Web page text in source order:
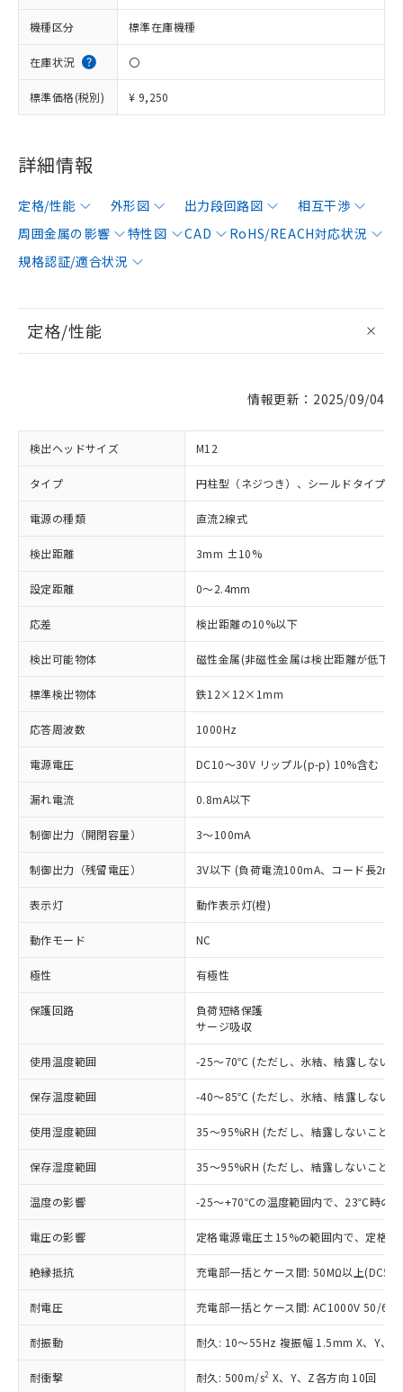
機種区分 標準在庫機種
在庫状況 〇
標準価格(税別) ¥ 9,250
詳細情報
定格/性能 外形図 出力段回路図
相互干渉
周囲金属の影響
特性図 CAD
RoHS/REACH対応状況
規格認証/適合状況
定格/性能
情報更新：2025/09/04
検出ヘッドサイズ M12
タイプ 円柱型（ネジつき）、シールドタイプ
電源の種類 直流2線式
検出距離 3mm ±10%
設定距離 0～2.4mm
応差 検出距離の10%以下
検出可能物体 磁性金属(非磁性金属は検出距離が低下
標準検出物体 鉄12×12×1mm
応答周波数 1000Hz
電源電圧 DC10～30V リップル(p-p) 10%含む
漏れ電流 0.8mA以下
制御出力（開閉容量） 3～100mA
制御出力（残留電圧） 3V以下 (負荷電流100mA、コード長2m
表示灯 動作表示灯(橙)
動作モード NC
極性 有極性
保護回路
負荷短絡保護
サージ吸収
使用温度範囲 -25～70℃ (ただし、氷結、結露しない
保存温度範囲 -40～85℃ (ただし、氷結、結露しない
使用湿度範囲 35～95%RH (ただし、結露しないこと)
保存湿度範囲 35～95%RH (ただし、結露しないこと)
温度の影響 -25～+70℃の温度範囲内で、23℃時の
電圧の影響 定格電源電圧±15%の範囲内で、定格
絶縁抵抗 充電部一括とケース間: 50MΩ以上
耐電圧 充電部一括とケース間: AC1000V 50/
耐振動 耐久: 10～55Hz 複振幅 1.5mm X、Y、Z
耐衝撃 耐久: 500m/s2 X、Y、Z各方向 10回
ご利用条件
以下の条件をお読みいただき、同意のうえ
ご利用ください。
本サービスは、当社制御機器事業取扱
商品の当社在庫状況および標準価格
(税抜)を提供させていただくもので
当社制御機器事業取扱商品の中には、
本サービスの対象外となる商品もある
ことをご了承ください。
在庫状況および標準価格照会結果は、
記載している更新日時点での社内デー
タに基づき作成されるものであり、閲
対応済み：EU RoHS指令（10物質）の
非含有に対応した製品が提供可能な商品で
す。
対応予定：EU RoHS指令（10物質）の非含
有に対応した製品に切り替える予定のある
対応予定なし：EU RoHS指令（10物質）の
非含有に非対応の商品で、対応品を出す予
調査・確認中：EU RoHS指令（10物質）の
非含有の対応状況を調査中または確認中の
商品です。
非該当品：ライセンス料など無形物で、有
害物質有無と関係のない商品です。
仕入先様の事情により、非含有部品として
いたものが、含有品と判明した場合などや
むを得ず変更することがあります。
鉛(Pb) 1000ppm以下、 水銀(Hg) 1000ppm以下、 カド
※1 中国RoHS○×表
「○」：最大均質材料含有率が中国RoHSの
基準値以下であることを示します。
「×」：最大均質材料含有率が中国RoHSの
基準値を超えていることを示します。
「－」：未確認です。当社販売部門へお問
*中国RoHS10物質の基準値 (GB/T26572)：
当社は、これら貴社製品のうち、外国
為替および外国貿易法に定める商品
（以下｢規制貨物等」という）を輸出
または国外への提供する場合は、日本